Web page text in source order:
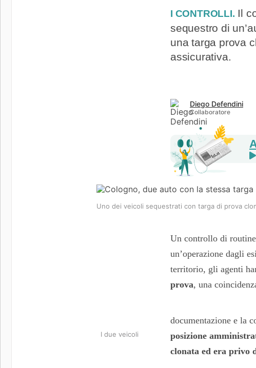
I CONTROLLI. Il
sequestro di
una targa prova
assicurativa.
Diego Defendini
Collaboratore
Uno dei veicoli sequestrati con targa di prova
Un controllo di
un’operazione dagli
territorio, gli agenti
prova, una
I due veicoli
documentazione e la
posizione
clonata ed era privo